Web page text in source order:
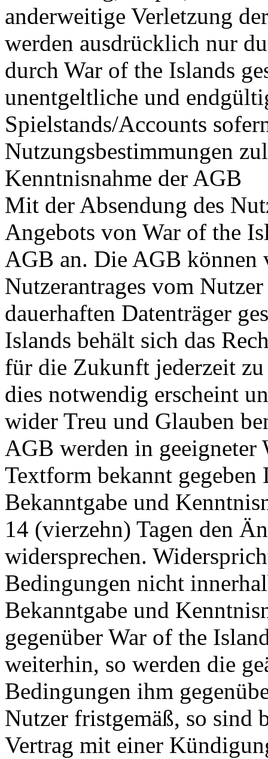
anderweitige Verletzung
werden ausdrücklich nur
durch War of the Islands
unentgeltliche und
Spielstands/Accounts
Nutzungsbestimmungen
Kenntnisnahme der AGB
Mit der Absendung des
Angebots von War of the
AGB an. Die AGB können
Nutzerantrages vom
dauerhaften Datenträger
Islands behält sich das
für die Zukunft jederzeit zu
dies notwendig erscheint
wider Treu und Glauben
AGB werden in
Textform bekannt gegeben
Bekanntgabe und
14 (vierzehn) Tagen den
widersprechen.
Bedingungen nicht
Bekanntgabe und
gegenüber War of the
weiterhin, so werden die
Bedingungen ihm
Nutzer fristgemäß, so sind
Vertrag mit einer